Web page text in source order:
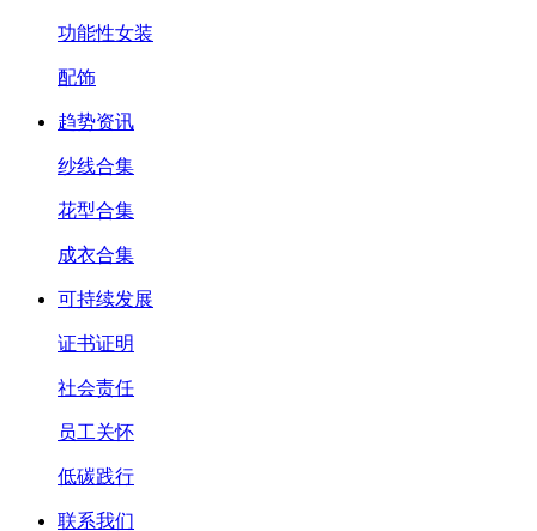
功能性女装
配饰
趋势资讯
纱线合集
花型合集
成衣合集
可持续发展
证书证明
社会责任
员工关怀
低碳践行
联系我们